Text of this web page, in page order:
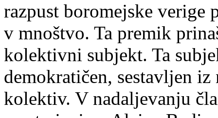
razpust boromejske verige
v mnoštvo. Ta premik
kolektivni subjekt. Ta
demokratičen, sestavljen
kolektiv. V nadaljevanju